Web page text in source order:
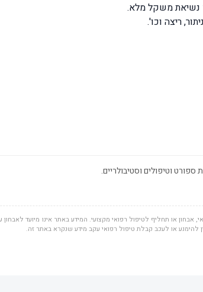
נשיאת משקל מלא.
ריצה וכו'.
וטיפולים וסטיבולריים.
אבחון או תחליף לטיפול רפואי מקצועי. המידע באתר אינו מיועד לאבחון
להימנע או לעכב קבלת טיפול רפואי עקב מידע שנקרא באתר זה.